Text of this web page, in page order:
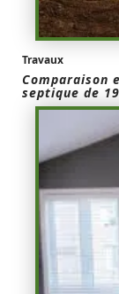
Travaux
Comparaison
septique de